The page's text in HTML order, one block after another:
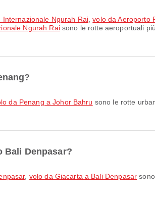
Internazionale Ngurah Rai ,volo da Aeroporto
Ngurah Raisono le rotte aeroportuali
da Penang a Johor Bahru sono le rotte
Bali Denpasar?
, volo da Giacarta a Bali Denpasar